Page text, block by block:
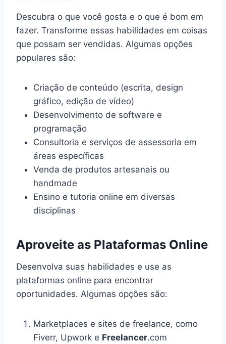
Descubra o que você gosta e o que é bom em
fazer. Transforme essas habilidades em coisas
que possam ser vendidas. Algumas opções
populares são:
Criação de conteúdo (escrita, design
gráfico, edição de vídeo)
Desenvolvimento de software e
programação
Consultoria e serviços de assessoria em
áreas específicas
Venda de produtos artesanais ou
handmade
Ensino e tutoria online em diversas
disciplinas
Aproveite as Plataformas Online
Desenvolva suas habilidades e use as
plataformas online para encontrar
oportunidades. Algumas opções são:
Marketplaces e sites de freelance, como
Fiverr, Upwork e Freelancer.com